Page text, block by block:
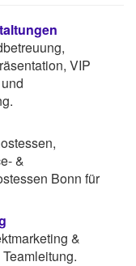
VIP
&
Bonn für
&